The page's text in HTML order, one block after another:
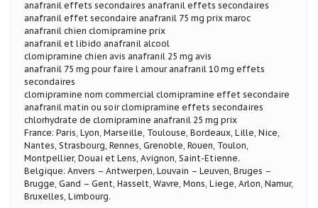
anafranil effets secondaires anafranil effets secondaires
anafranil effet secondaire anafranil 75 mg prix maroc
anafranil chien clomipramine prix
anafranil et libido anafranil alcool
clomipramine chien avis anafranil 25 mg avis
anafranil 75 mg pour faire l amour anafranil 10 mg effets
secondaires
clomipramine nom commercial clomipramine effet secondaire
anafranil matin ou soir clomipramine effets secondaires
chlorhydrate de clomipramine anafranil 25 mg prix
France: Paris, Lyon, Marseille, Toulouse, Bordeaux, Lille, Nice,
Nantes, Strasbourg, Rennes, Grenoble, Rouen, Toulon,
Montpellier, Douai et Lens, Avignon, Saint-Etienne.
Belgique: Anvers – Antwerpen, Louvain – Leuven, Bruges –
Brugge, Gand – Gent, Hasselt, Wavre, Mons, Liege, Arlon, Namur,
Bruxelles, Limbourg.